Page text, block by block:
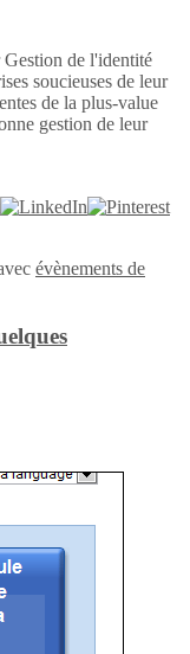
de l'identité
soucieuses de leur
de la plus-value
gestion de leur
évènements de